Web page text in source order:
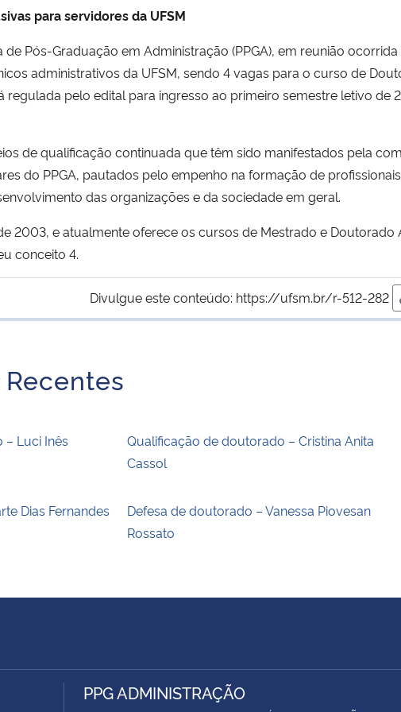
para servidores da UFSM
Pós-Graduação em Administração (PPGA), em reunião
administrativos da UFSM, sendo 4 vagas para o curso de
regulada pelo edital para ingresso ao primeiro semestre letivo de
de qualificação continuada que têm sido manifestados pela
do PPGA, pautados pelo empenho na formação de
das organizações e da sociedade em geral.
2003, e atualmente oferece os cursos de Mestrado e
conceito 4.
Divulgue este conteúdo: https://ufsm.br/r-512-282
Luci Inês
Qualificação de doutorado – Cristina Anita
Cassol
Dias Fernandes
Defesa de doutorado – Vanessa Piovesan
Rossato
PPG ADMINISTRAÇÃO